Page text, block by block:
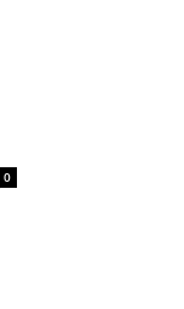
0